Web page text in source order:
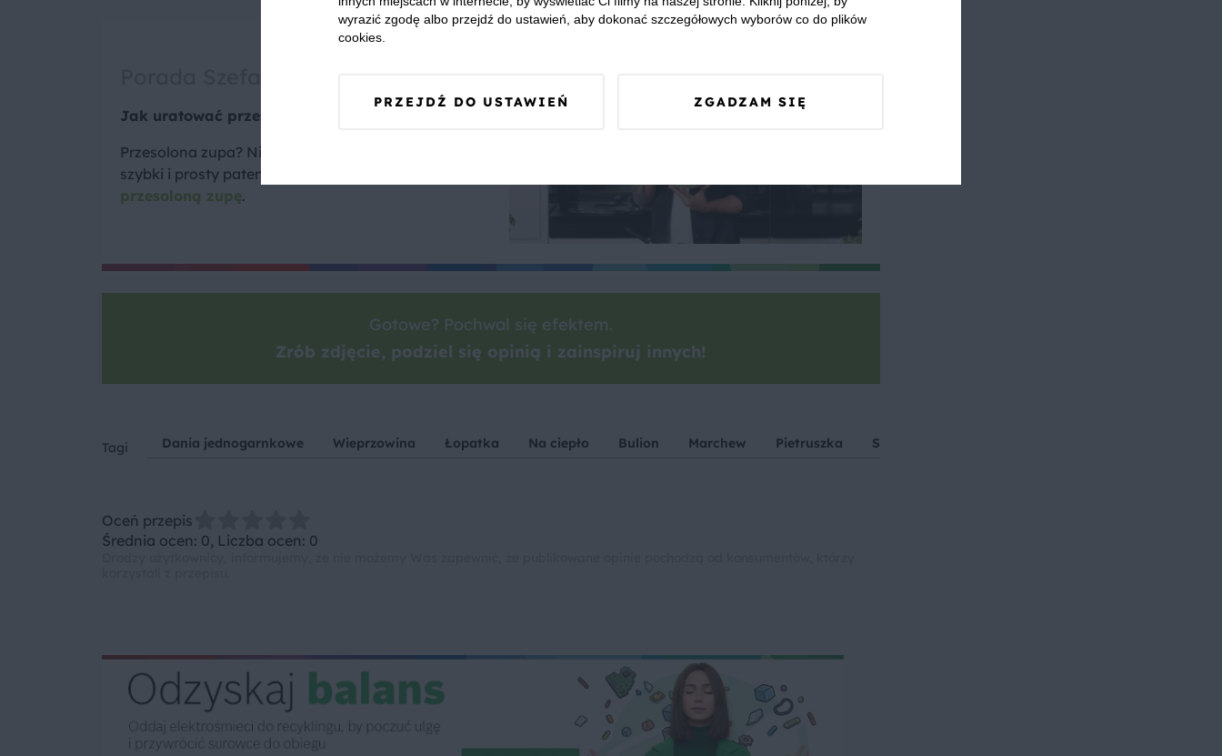
Jak uratować przesoloną zupę?
Przesolona zupa? Nie martw się, mamy na to
szybki i prosty patent. Dowiedz się,
przesoloną zupę.
Gotowe? Pochwal się efektem.
Zrób zdjęcie, podziel się opinią i zainspiruj innych!
Tagi Dania jednogarnkowe Wieprzowina Łopatka Na ciepło Bulion Marchew Pietruszka Seler
Oceń przepis
Średnia ocen: 0, Liczba ocen: 0
wyrazić zgodę albo przejdź do ustawień, aby dokonać szczegółowych wyborów co do plików
cookies.
PRZEJDŹ DO USTAWIEŃ ZGADZAM SIĘ